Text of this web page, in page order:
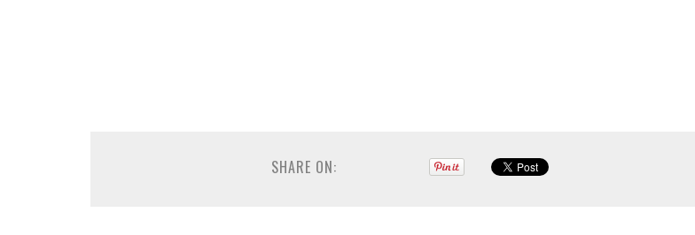
SHARE ON: